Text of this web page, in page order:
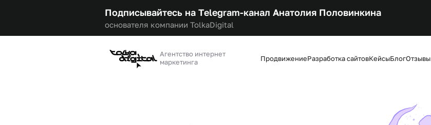
Подписывайтесь на Telegram-канал Анатолия Половинкина
основателя компании TolkaDigital
Агентство интернет
маркетинга
ПродвижениеРазработка сайтовКейсыБлогОтзывы